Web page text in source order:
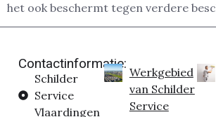
het ook beschermt tegen verdere
Contactinformatie:
Schilder
Service
Vlaardingen
Werkgebied
van Schilder
Service